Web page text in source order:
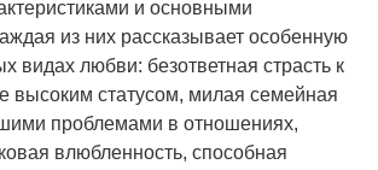
и основными
из них рассказывает особенную
видах любви: безответная страсть к
высоким статусом, милая семейная
проблемами в отношениях,
влюбленность, способная